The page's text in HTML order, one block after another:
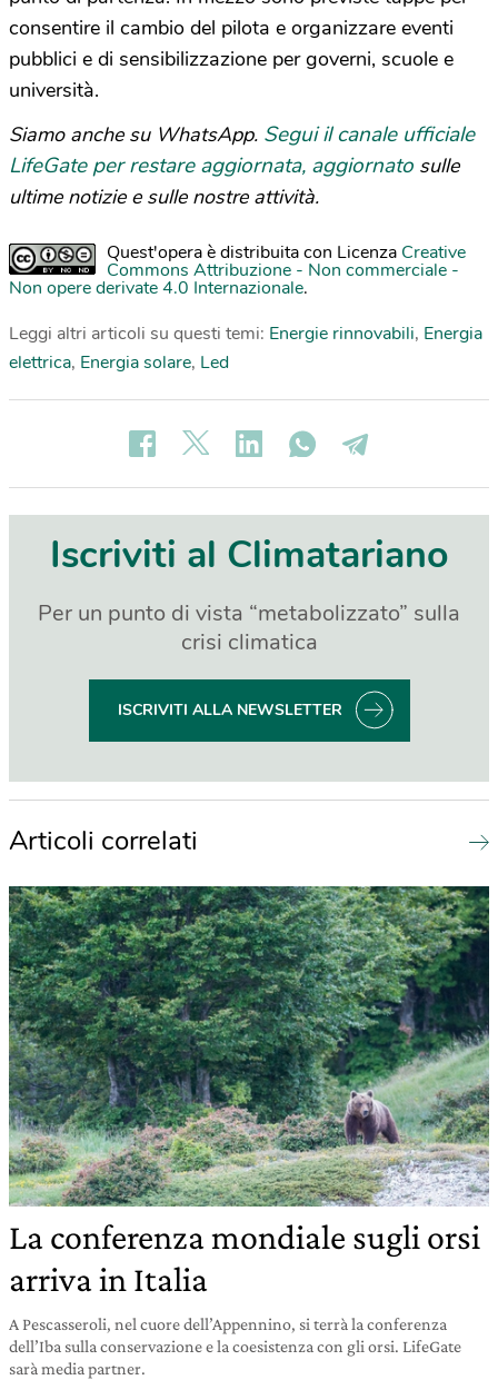
consentire il cambio del pilota e organizzare eventi
pubblici e di sensibilizzazione per governi, scuole e
università.
Siamo anche su WhatsApp. Segui il canale ufficiale
LifeGate per restare aggiornata, aggiornato sulle
ultime notizie e sulle nostre attività.
Quest'opera è distribuita con Licenza Creative
Commons Attribuzione - Non commerciale -
Non opere derivate 4.0 Internazionale.
Leggi altri articoli su questi temi: Energie rinnovabili, Energia
elettrica, Energia solare, Led
Iscriviti al Climatariano
Per un punto di vista “metabolizzato” sulla
crisi climatica
ISCRIVITI ALLA NEWSLETTER
Articoli correlati
La conferenza mondiale sugli orsi
arriva in Italia
A Pescasseroli, nel cuore dell’Appennino, si terrà la conferenza
dell’Iba sulla conservazione e la coesistenza con gli orsi. LifeGate
sarà media partner.